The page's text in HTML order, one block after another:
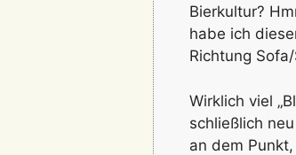
Bierkultur?
habe ich
Richtung
Wirklich viel
schließlich
an dem